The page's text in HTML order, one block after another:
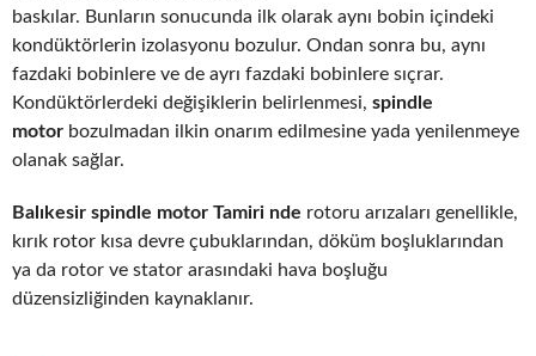
baskılar. Bunların sonucunda ilk olarak aynı bobin içindeki
kondüktörlerin izolasyonu bozulur. Ondan sonra bu, aynı
fazdaki bobinlere ve de ayrı fazdaki bobinlere sıçrar.
Kondüktörlerdeki değişiklerin belirlenmesi, spindle
motor bozulmadan ilkin onarım edilmesine yada yenilenmeye
olanak sağlar.
Balıkesir spindle motor Tamiri nde rotoru arızaları genellikle,
kırık rotor kısa devre çubuklarından, döküm boşluklarından
ya da rotor ve stator arasındaki hava boşluğu
düzensizliğinden kaynaklanır.